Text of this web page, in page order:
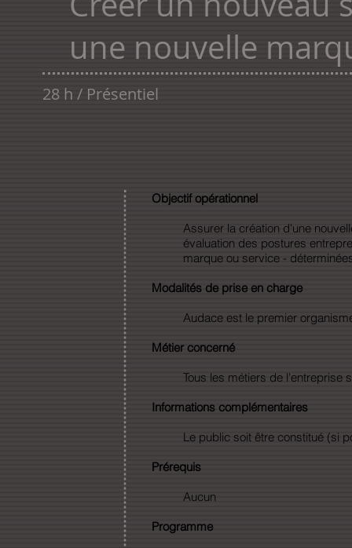
une nouvelle
28 h / Présentiel
Objectif opérationnel
Assurer la création d'une
évaluation des postures
marque ou service -
Modalités de prise en charge
Audace est le premier
Métier concerné
Tous les métiers de l'entreprise
Informations complémentaires
Le public soit être constitué (si
Prérequis
Aucun
Programme